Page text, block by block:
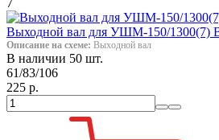
Выходной вал для УШМ-150/
Описание на схеме: Выходной вал
В наличии 50 шт.
61/83/106
225 р.